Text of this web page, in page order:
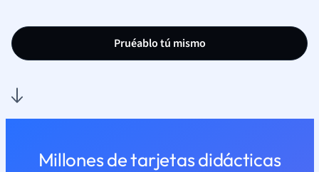
Pruéablo tú mismo
Millones de tarjetas didácticas